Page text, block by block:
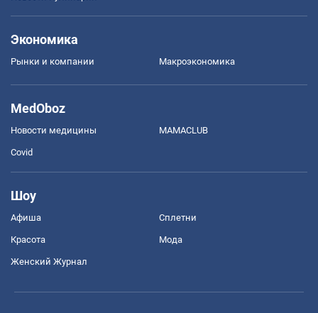
Экономика
Рынки и компании Mакроэкономика
MedOboz
Новости медицины MAMACLUB
Covid
Шоу
Афиша Сплетни
Красота Мода
Женский Журнал